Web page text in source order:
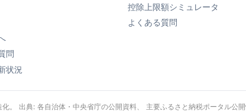
問
状況
控除上限額シミュレータ
よくある質問
。 出典: 各自治体・中央省庁の公開資料、 主要ふるさと納税ポータル公